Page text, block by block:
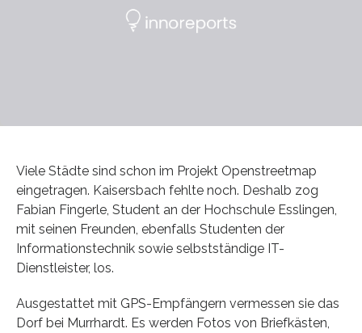
Viele Städte sind schon im Projekt Openstreetmap
eingetragen. Kaisersbach fehlte noch. Deshalb zog
Fabian Fingerle, Student an der Hochschule Esslingen,
mit seinen Freunden, ebenfalls Studenten der
Informationstechnik sowie selbstständige IT-
Dienstleister, los.
Ausgestattet mit GPS-Empfängern vermessen sie das
Dorf bei Murrhardt. Es werden Fotos von Briefkästen,